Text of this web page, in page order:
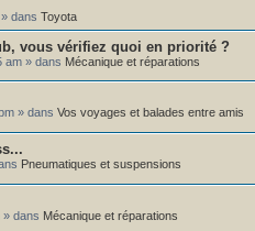
dans Toyota
vous vérifiez quoi en priorité ?
am» dans Mécanique et réparations
» dans Vos voyages et balades entre amis
Pneumatiques et suspensions
» dans Mécanique et réparations